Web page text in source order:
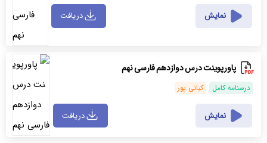
نمایش دریافت
پاورپوینت درس دوازدهم فارسی نهم
درسنامه کامل کیانی پور
نمایش دریافت